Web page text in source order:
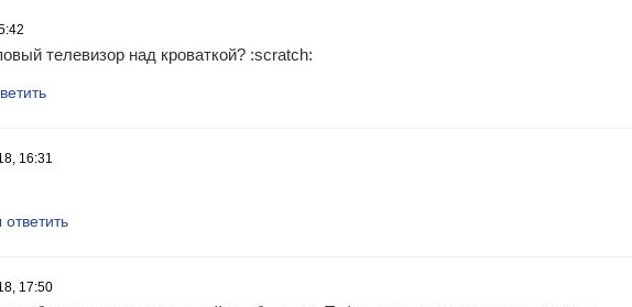
телевизор над кроваткой? :scratch:
16:31
17:50